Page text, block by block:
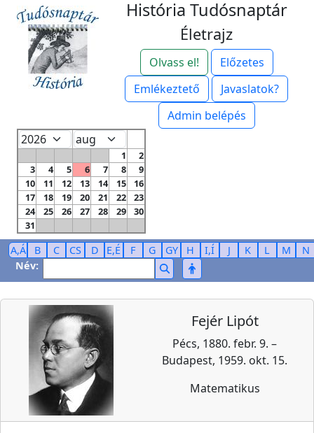
História Tudósnaptár
Életrajz
Olvass el!
Előzetes
Emlékeztető
Javaslatok?
Admin belépés
1
2
3
4 5 6 7 8
9
10
11 12 13 14 15
16
17
18 19 20 21 22
23
24
25 26 27 28 29
30
31
A,Á B C CS D E,É F G GY H I,Í J K L M
N
Név:
Fejér Lipót
Pécs, 1880. febr. 9. –
Budapest, 1959. okt. 15.
Matematikus